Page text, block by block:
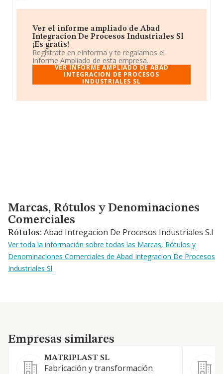
Ver el informe ampliado de Abad
Integracion De Procesos Industriales Sl
¡Es gratis!
Regístrate en eInforma y te regalamos el
Informe Ampliado de esta empresa.
VER INFORME AMPLIADO DE ABAD
INTEGRACION DE PROCESOS
INDUSTRIALES SL
Marcas, Rótulos y Denominaciones Comerciales
Marcas, Rótulos y Denominaciones
Comerciales
Rótulos: Abad Intregacion De Procesos Industriales S.l
Ver toda la información sobre todas las Marcas, Rótulos y
Denominaciones Comerciales de Abad Integracion De Procesos
Industriales Sl
Empresas similares
Empresas similares
MATRIPLAST SL
Fabricación y transformación